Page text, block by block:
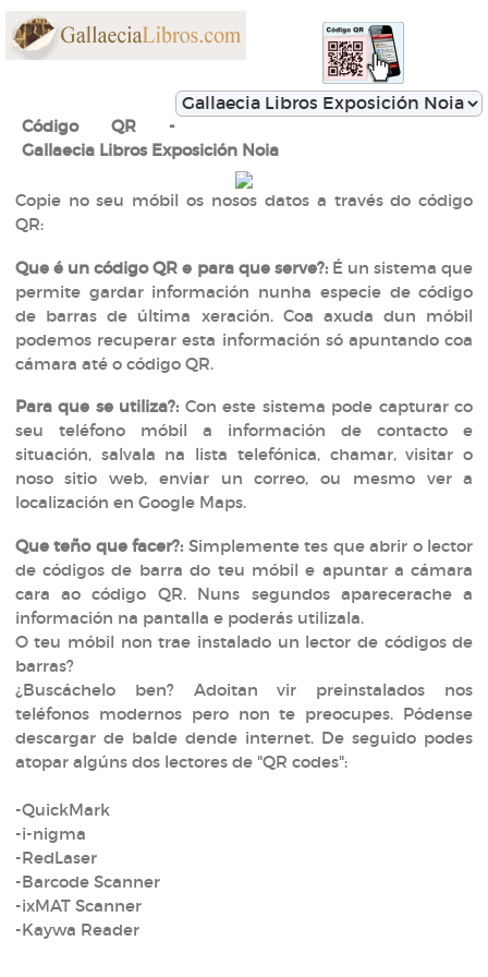
Código QR -
Gallaecia Libros Exposición Noia
Copie no seu móbil os nosos datos a través do código
QR:
Que é un código QR e para que serve?:É un sistema que
permite gardar información nunha especie de código
de barras de última xeración. Coa axuda dun móbil
podemos recuperar esta información só apuntando coa
cámara até o código QR.
Para que se utiliza?: Con este sistema pode capturar co
seu teléfono móbil a información de contacto e
situación, salvala na lista telefónica, chamar, visitar o
noso sitio web, enviar un correo, ou mesmo ver a
localización en Google Maps.
Que teño que facer?: Simplemente tes que abrir o lector
de códigos de barra do teu móbil e apuntar a cámara
cara ao código QR. Nuns segundos aparecerache a
información na pantalla e poderás utilizala.
O teu móbil non trae instalado un lector de códigos de
barras?
¿Buscáchelo ben? Adoitan vir preinstalados nos
teléfonos modernos pero non te preocupes. Pódense
descargar de balde dende internet. De seguido podes
atopar algúns dos lectores de "QR codes":
-QuickMark
-i-nigma
-RedLaser
-Barcode Scanner
-ixMAT Scanner
-Kaywa Reader